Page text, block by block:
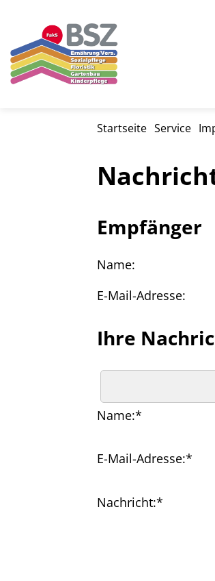
Startseite Service
Empfänger
Name:
E-Mail-Adresse:
Ihre
Name:*
E-Mail-Adresse:*
Nachricht:*